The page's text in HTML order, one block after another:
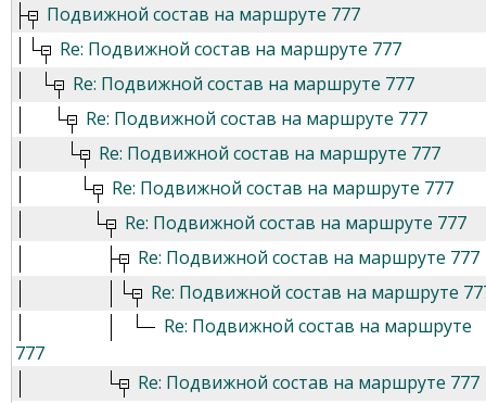
Подвижной состав на маршруте 777
Re: Подвижной состав на маршруте 777
Re: Подвижной состав на маршруте 777
Re: Подвижной состав на маршруте 777
Re: Подвижной состав на маршруте 777
Re: Подвижной состав на маршруте 777
Re: Подвижной состав на маршруте 777
Re: Подвижной состав на маршруте 777
Re: Подвижной состав на маршруте
Re: Подвижной состав на маршруте
777
Re: Подвижной состав на маршруте 777